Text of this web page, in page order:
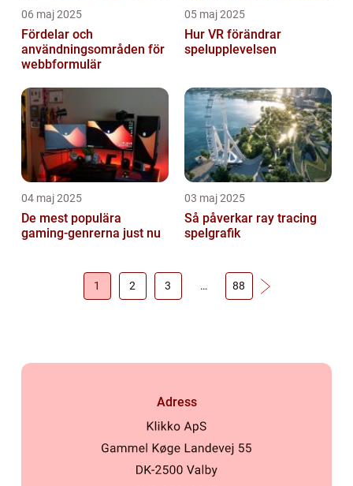
06 maj 2025
Fördelar och
användningsområden för
webbformulär
05 maj 2025
Hur VR förändrar
spelupplevelsen
04 maj 2025
De mest populära
gaming-genrerna just nu
03 maj 2025
Så påverkar ray tracing
spelgrafik
1 2 3 … 88
Adress